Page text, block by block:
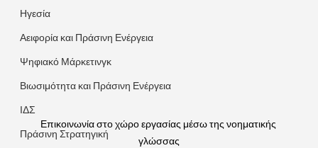
Ηγεσία
Αειφορία και Πράσινη Ενέργεια
Ψηφιακό Μάρκετινγκ
Βιωσιμότητα και Πράσινη Ενέργεια
ΙΔΣ
Πράσινη Στρατηγική
Επικοινωνία στο χώρο εργασίας μέσω της νοηματικής
γλώσσας